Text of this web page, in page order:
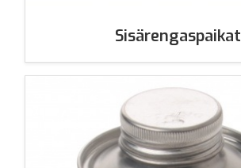
Sisärengaspaikat